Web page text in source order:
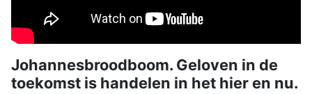
Johannesbroodboom. Geloven in de
toekomst is handelen in het hier en nu.